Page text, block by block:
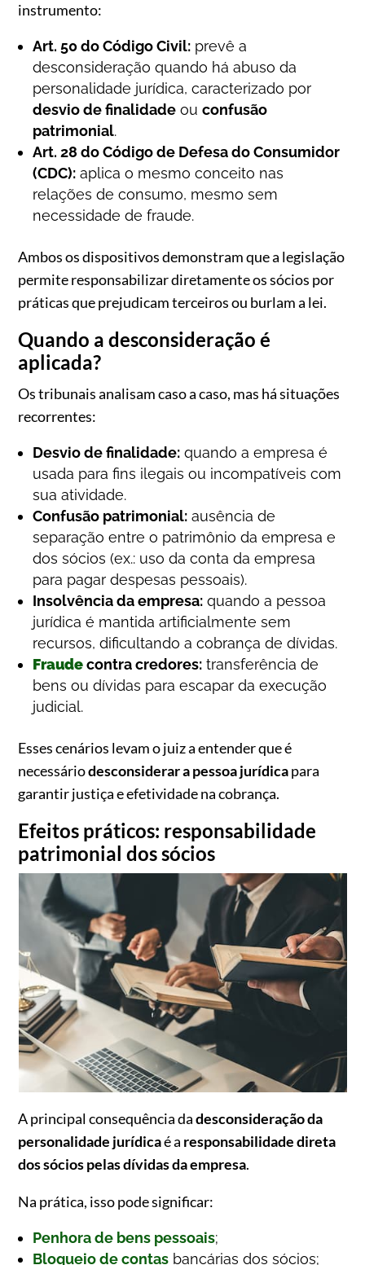
instrumento:
Art. 50 do Código Civil: prevê a
desconsideração quando há abuso da
personalidade jurídica, caracterizado por
desvio de finalidade ouconfusão
patrimonial.
Art. 28 do Código de Defesa do Consumidor
(CDC): aplica o mesmo conceito nas
relações de consumo, mesmo sem
necessidade de fraude.
Ambos os dispositivos demonstram que a legislação
permite responsabilizar diretamente os sócios por
práticas que prejudicam terceiros ou burlam a lei.
Quando a desconsideração é
aplicada?
Os tribunais analisam caso a caso, mas há situações
recorrentes:
Desvio de finalidade: quando a empresa é
usada para fins ilegais ou incompatíveis com
sua atividade.
Confusão patrimonial: ausência de
separação entre o patrimônio da empresa e
dos sócios (ex.: uso da conta da empresa
para pagar despesas pessoais).
Insolvência da empresa: quando a pessoa
jurídica é mantida artificialmente sem
recursos, dificultando a cobrança de dívidas.
Fraudecontra credores: transferência de
bens ou dívidas para escapar da execução
judicial.
Esses cenários levam o juiz a entender que é
necessáriodesconsiderar a pessoa jurídicapara
garantir justiça e efetividade na cobrança.
Efeitos práticos: responsabilidade
patrimonial dos sócios
A principal consequência dadesconsideração da
personalidade jurídicaé a responsabilidade direta
dos sócios pelas dívidas da empresa.
Na prática, isso pode significar:
Penhora de bens pessoais;
Bloqueio de contas bancárias dos sócios;